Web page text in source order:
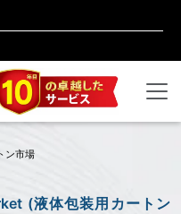
ン市場
(液体包装用カートン